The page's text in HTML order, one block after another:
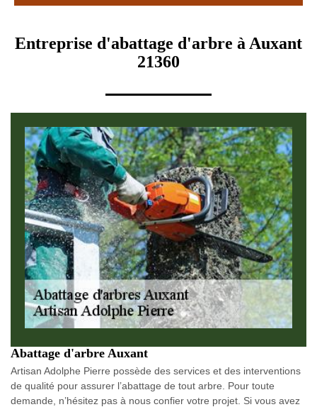
Entreprise d'abattage d'arbre à Auxant
21360
Abattage d'arbre Auxant
Artisan Adolphe Pierre possède des services et des interventions
de qualité pour assurer l’abattage de tout arbre. Pour toute
demande, n’hésitez pas à nous confier votre projet. Si vous avez